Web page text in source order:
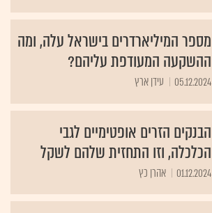
מספר המיליארדרים בישראל עלה, ומה
ההשקעה המעודפת עליהם?
05.12.2024 עידן ארץ
הבנקים הזרים אופטימיים לגבי
הכלכלה, וזו התחזית שלהם לשקל
01.12.2024 אהרן כץ